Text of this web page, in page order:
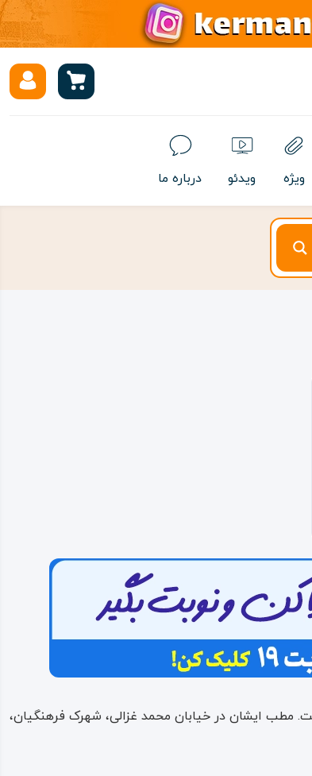
ویژه ویدئو درباره ما
مطب ایشان در خیابان محمد غزالی، شهرک فرهنگیان،